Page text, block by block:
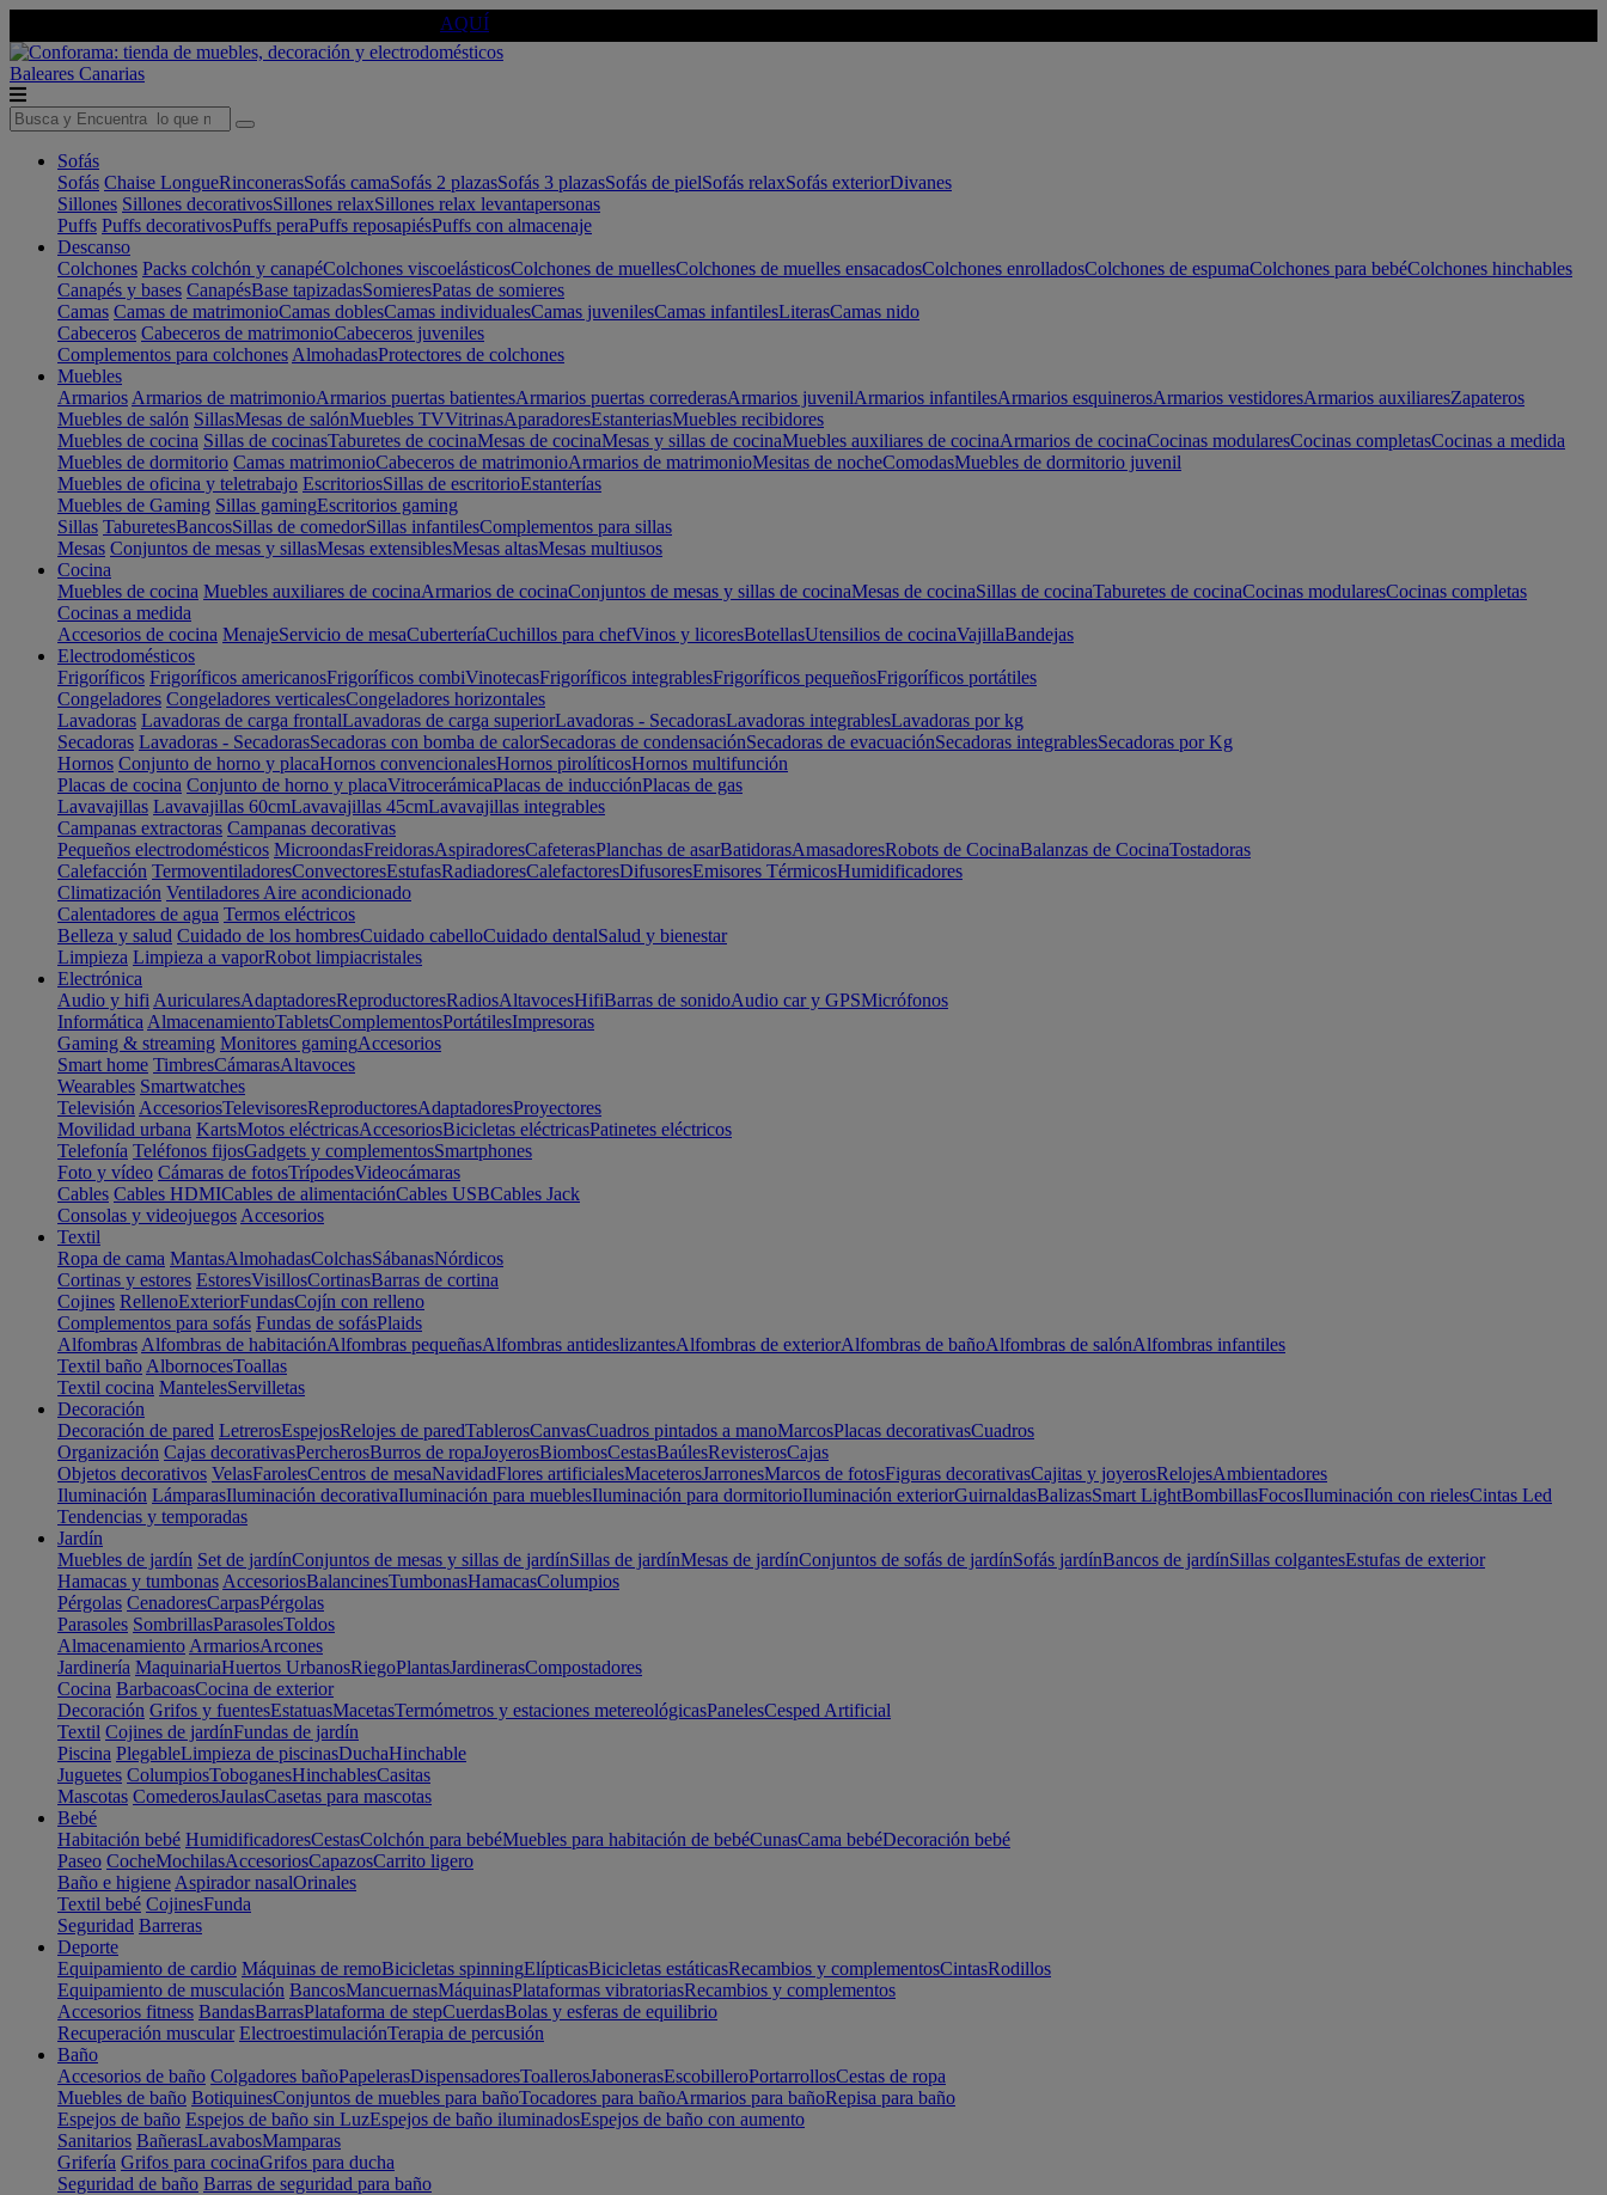
AQUÍ
Baleares Canarias
Sofás
Sofás Chaise LongueRinconerasSofás camaSofás 2 plazasSofás 3 plazasSofás de pielSofás relaxSofás exteriorDivanes
Sillones Sillones decorativosSillones relaxSillones relax levantapersonas
Puffs Puffs decorativosPuffs peraPuffs reposapiésPuffs con almacenaje
Descanso
Colchones Packs colchón y canapéColchones viscoelásticosColchones de muellesColchones de muelles ensacadosColchones enrolladosColchones de espumaColchones para bebéColchones hinchables
Canapés y bases CanapésBase tapizadasSomieresPatas de somieres
Camas Camas de matrimonioCamas doblesCamas individualesCamas juvenilesCamas infantilesLiterasCamas nido
Cabeceros Cabeceros de matrimonioCabeceros juveniles
Complementos para colchones AlmohadasProtectores de colchones
Muebles
Armarios Armarios de matrimonioArmarios puertas batientesArmarios puertas correderasArmarios juvenilArmarios infantilesArmarios esquinerosArmarios vestidoresArmarios auxiliaresZapateros
Muebles de salón SillasMesas de salónMuebles TVVitrinasAparadoresEstanteriasMuebles recibidores
Muebles de cocina Sillas de cocinasTaburetes de cocinaMesas de cocinaMesas y sillas de cocinaMuebles auxiliares de cocinaArmarios de cocinaCocinas modularesCocinas completasCocinas a medida
Muebles de dormitorio Camas matrimonioCabeceros de matrimonioArmarios de matrimonioMesitas de nocheComodasMuebles de dormitorio juvenil
Muebles de oficina y teletrabajo EscritoriosSillas de escritorioEstanterías
Muebles de Gaming Sillas gamingEscritorios gaming
Sillas TaburetesBancosSillas de comedorSillas infantilesComplementos para sillas
Mesas Conjuntos de mesas y sillasMesas extensiblesMesas altasMesas multiusos
Cocina
Muebles de cocina Muebles auxiliares de cocinaArmarios de cocinaConjuntos de mesas y sillas de cocinaMesas de cocinaSillas de cocinaTaburetes de cocinaCocinas modularesCocinas completas
Cocinas a medida
Accesorios de cocina MenajeServicio de mesaCuberteríaCuchillos para chefVinos y licoresBotellasUtensilios de cocinaVajillaBandejas
Electrodomésticos
Frigoríficos Frigoríficos americanosFrigoríficos combiVinotecasFrigoríficos integrablesFrigoríficos pequeñosFrigoríficos portátiles
Congeladores Congeladores verticalesCongeladores horizontales
Lavadoras Lavadoras de carga frontalLavadoras de carga superiorLavadoras - SecadorasLavadoras integrablesLavadoras por kg
Secadoras Lavadoras - SecadorasSecadoras con bomba de calorSecadoras de condensaciónSecadoras de evacuaciónSecadoras integrablesSecadoras por Kg
Hornos Conjunto de horno y placaHornos convencionalesHornos pirolíticosHornos multifunción
Placas de cocina Conjunto de horno y placaVitrocerámicaPlacas de inducciónPlacas de gas
Lavavajillas Lavavajillas 60cmLavavajillas 45cmLavavajillas integrables
Campanas extractoras Campanas decorativas
Pequeños electrodomésticos MicroondasFreidorasAspiradoresCafeterasPlanchas de asarBatidorasAmasadoresRobots de CocinaBalanzas de CocinaTostadoras
Calefacción TermoventiladoresConvectoresEstufasRadiadoresCalefactoresDifusoresEmisores TérmicosHumidificadores
Climatización Ventiladores Aire acondicionado
Calentadores de agua Termos eléctricos
Belleza y salud Cuidado de los hombresCuidado cabelloCuidado dentalSalud y bienestar
Limpieza Limpieza a vaporRobot limpiacristales
Electrónica
Audio y hifi AuricularesAdaptadoresReproductoresRadiosAltavocesHifiBarras de sonidoAudio car y GPSMicrófonos
Informática AlmacenamientoTabletsComplementosPortátilesImpresoras
Gaming & streaming Monitores gamingAccesorios
Smart home TimbresCámarasAltavoces
Wearables Smartwatches
Televisión AccesoriosTelevisoresReproductoresAdaptadoresProyectores
Movilidad urbana KartsMotos eléctricasAccesoriosBicicletas eléctricasPatinetes eléctricos
Telefonía Teléfonos fijosGadgets y complementosSmartphones
Foto y vídeo Cámaras de fotosTrípodesVideocámaras
Cables Cables HDMICables de alimentaciónCables USBCables Jack
Consolas y videojuegos Accesorios
Textil
Ropa de cama MantasAlmohadasColchasSábanasNórdicos
Cortinas y estores EstoresVisillosCortinasBarras de cortina
Cojines RellenoExteriorFundasCojín con relleno
Complementos para sofás Fundas de sofásPlaids
Alfombras Alfombras de habitaciónAlfombras pequeñasAlfombras antideslizantesAlfombras de exteriorAlfombras de bañoAlfombras de salónAlfombras infantiles
Textil baño AlbornocesToallas
Textil cocina MantelesServilletas
Decoración
Decoración de pared LetrerosEspejosRelojes de paredTablerosCanvasCuadros pintados a manoMarcosPlacas decorativasCuadros
Organización Cajas decorativasPercherosBurros de ropaJoyerosBiombosCestasBaúlesRevisterosCajas
Objetos decorativos VelasFarolesCentros de mesaNavidadFlores artificialesMaceterosJarronesMarcos de fotosFiguras decorativasCajitas y joyerosRelojesAmbientadores
Iluminación LámparasIluminación decorativaIluminación para mueblesIluminación para dormitorioIluminación exteriorGuirnaldasBalizasSmart LightBombillasFocosIluminación con rielesCintas Led
Tendencias y temporadas
Jardín
Muebles de jardín Set de jardínConjuntos de mesas y sillas de jardínSillas de jardínMesas de jardínConjuntos de sofás de jardínSofás jardínBancos de jardínSillas colgantesEstufas de exterior
Hamacas y tumbonas AccesoriosBalancinesTumbonasHamacasColumpios
Pérgolas CenadoresCarpasPérgolas
Parasoles SombrillasParasolesToldos
Almacenamiento ArmariosArcones
Jardinería MaquinariaHuertos UrbanosRiegoPlantasJardinerasCompostadores
Cocina BarbacoasCocina de exterior
Decoración Grifos y fuentesEstatuasMacetasTermómetros y estaciones metereológicasPanelesCesped Artificial
Textil Cojines de jardínFundas de jardín
Piscina PlegableLimpieza de piscinasDuchaHinchable
Juguetes ColumpiosToboganesHinchablesCasitas
Mascotas ComederosJaulasCasetas para mascotas
Bebé
Habitación bebé HumidificadoresCestasColchón para bebéMuebles para habitación de bebéCunasCama bebéDecoración bebé
Paseo CocheMochilasAccesoriosCapazosCarrito ligero
Baño e higiene Aspirador nasalOrinales
Textil bebé CojinesFunda
Seguridad Barreras
Deporte
Equipamiento de cardio Máquinas de remoBicicletas spinningElípticasBicicletas estáticasRecambios y complementosCintasRodillos
Equipamiento de musculación BancosMancuernasMáquinasPlataformas vibratoriasRecambios y complementos
Accesorios fitness BandasBarrasPlataforma de stepCuerdasBolas y esferas de equilibrio
Recuperación muscular ElectroestimulaciónTerapia de percusión
Baño
Accesorios de baño Colgadores bañoPapelerasDispensadoresToallerosJabonerasEscobilleroPortarrollosCestas de ropa
Muebles de baño BotiquinesConjuntos de muebles para bañoTocadores para bañoArmarios para bañoRepisa para baño
Espejos de baño Espejos de baño sin LuzEspejos de baño iluminadosEspejos de baño con aumento
Sanitarios BañerasLavabosMamparas
Grifería Grifos para cocinaGrifos para ducha
Seguridad de baño Barras de seguridad para baño